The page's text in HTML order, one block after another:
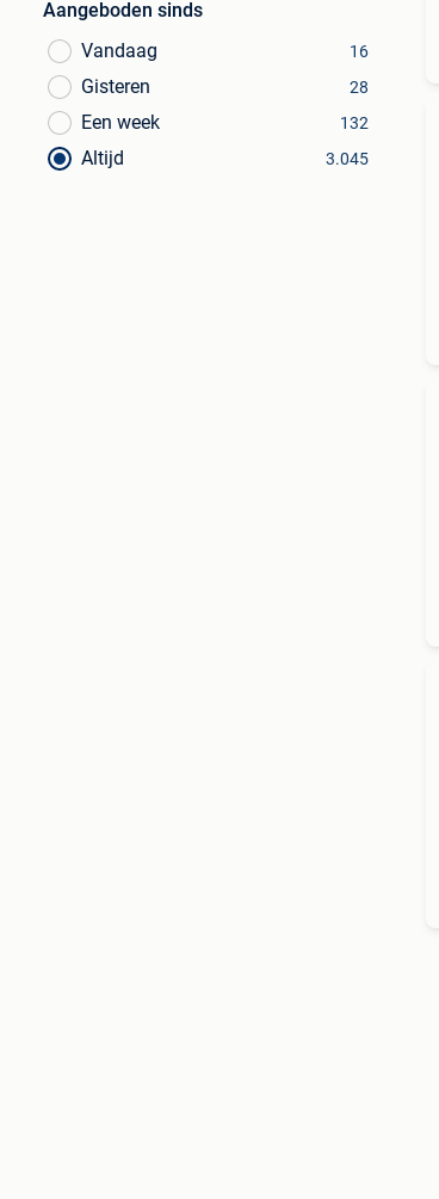
Aangeboden sinds
Vandaag
16
Gisteren 28
Een week 132
Altijd 3.045